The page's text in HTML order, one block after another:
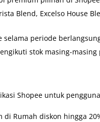
Blend, Excelso House
selama periode
stok masing-
Shopee untuk
Rumah diskon hingga